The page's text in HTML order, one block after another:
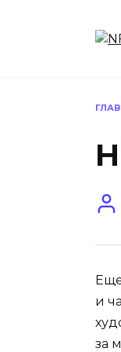
и
за